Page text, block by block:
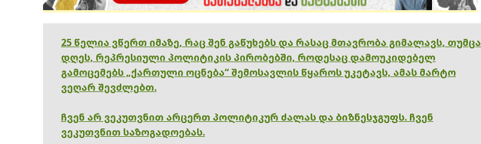
25 წელია ვწერთ იმაზე, რაც შენ გაწუხებს და რასაც მთავრობა გიმალავს, თუმცა
დღეს, რეპრესიული პოლიტიკის პირობებში, როდესაც დამოუკიდებელ
გამოცემებს „ქართული ოცნება“ შემოსავლის წყაროს უკეტავს, ამას მარტო
ვეღარ შევძლებთ.
ჩვენ არ ვეკუთვნით არცერთ პოლიტიკურ ძალას და ბიზნესჯგუფს. ჩვენ
ვეკუთვნით საზოგადოებას.